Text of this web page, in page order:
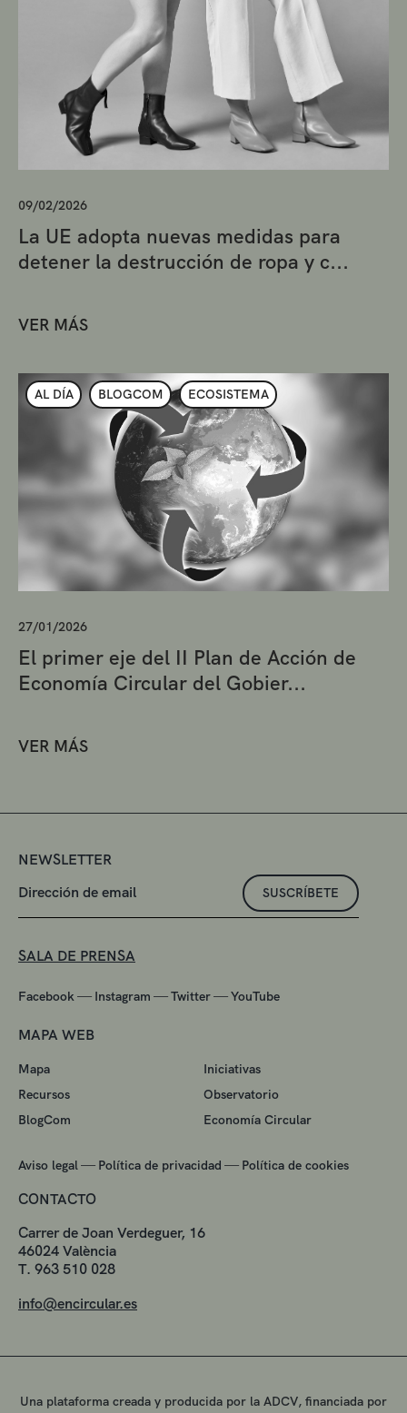
09/02/2026
La UE adopta nuevas medidas para
detener la destrucción de ropa y c...
VER MÁS
AL DÍA BLOGCOM ECOSISTEMA
27/01/2026
El primer eje del II Plan de Acción de
Economía Circular del Gobier...
VER MÁS
NEWSLETTER
SUSCRÍBETE
SALA DE PRENSA
Facebook — Instagram —Twitter—YouTube
MAPA WEB
Mapa
Iniciativas
Recursos
Observatorio
BlogCom
Economía Circular
Aviso legal — Política de privacidad — Política de cookies
CONTACTO
Carrer de Joan Verdeguer, 16
46024 València
T. 963 510 028
info@encircular.es
Una plataforma creada y producida por la ADCV, financiada por